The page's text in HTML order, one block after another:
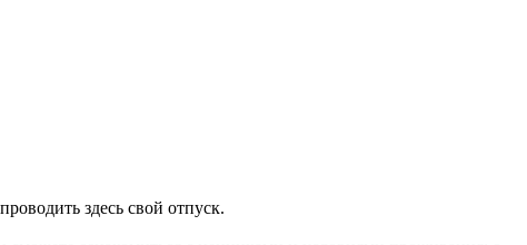
здесь свой отпуск.